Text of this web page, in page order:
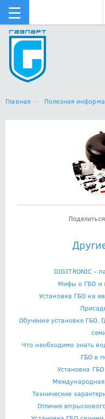
Главная Полезная
DIGITRONIC -
Мифы о ГБО и
Установка ГБО на
Обучение установке ГБО.
Что необходимо знать
ГБО в
Установка
Технические
Отличие